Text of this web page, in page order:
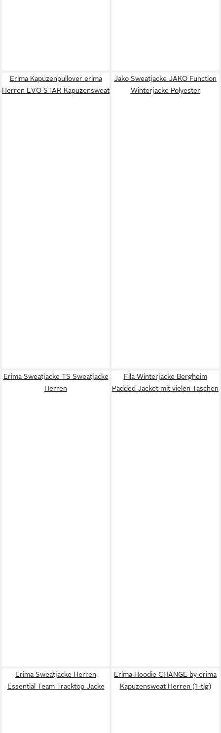
Erima Kapuzenpullover erima
Herren EVO STAR Kapuzensweat
Jako Sweatjacke JAKO Function
Winterjacke Polyester
Erima Sweatjacke TS Sweatjacke
Herren
Fila Winterjacke Bergheim
Padded Jacket mit vielen Taschen
Erima Sweatjacke Herren
Essential Team Tracktop Jacke
Erima Hoodie CHANGE by erima
Kapuzensweat Herren (1-tlg)